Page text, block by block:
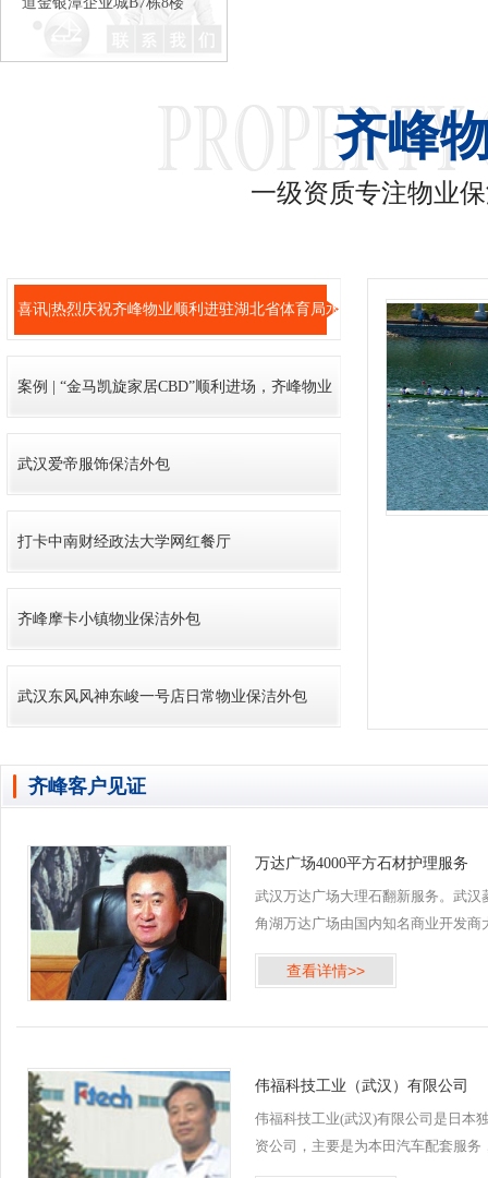
业清洁
武汉良品铺子石材护理
武汉马哥孛罗酒店保洁外包
齐峰
一级资质专注物业
喜讯|热烈庆祝齐峰物业顺利进驻湖北省体育局水
案例 | “金马凯旋家居CBD”顺利进场，齐峰物业
武汉爱帝服饰保洁外包
打卡中南财经政法大学网红餐厅
齐峰摩卡小镇物业保洁外包
武汉东风风神东峻一号店日常物业保洁外包
齐峰客户见证
万达广场4000平方石材护理服务
武汉万达广场大理石翻新服务。武汉
角湖万达广场由国内知名商业开发商
连万达集团投资建造，位于武汉市江
区，由商业综合体、室外商业街、公
公司承接武汉万达广场菱...
查看详情>>
伟福科技工业（武汉）有限公司
伟福科技工业(武汉)有限公司是日本
资公司，主要是为本田汽车配套服务
齐峰物业保洁公司自伟福科技工业公